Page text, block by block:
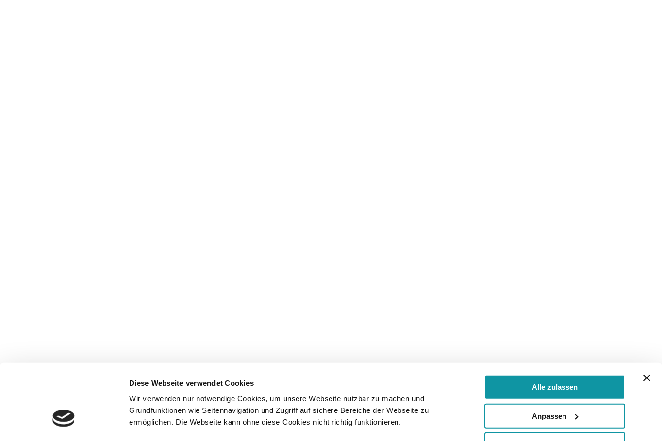
Diese Webseite verwendet Cookies
Wir verwenden nur notwendige Cookies, um unsere Webseite nutzbar zu machen und
Grundfunktionen wie Seitennavigation und Zugriff auf sichere Bereiche der Webseite zu
ermöglichen. Die Webseite kann ohne diese Cookies nicht richtig funktionieren.
Alle zulassen
Anpassen